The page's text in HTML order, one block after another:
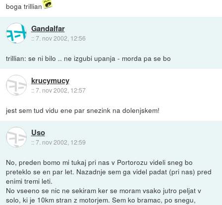
boga trillian
Gandalfar
::7. nov 2002, 12:56
trillian: se ni bilo .. ne izgubi upanja - morda pa se bo
krucymucy
::7. nov 2002, 12:57
jest sem tud vidu ene par snezink na dolenjskem!
Uso
::7. nov 2002, 12:59
No, preden bomo mi tukaj pri nas v Portorozu videli sneg bo
preteklo se en par let. Nazadnje sem ga videl padat (pri nas) pred
enimi tremi leti.
No vseeno se nic ne sekiram ker se moram vsako jutro peljat v
solo, ki je 10km stran z motorjem. Sem ko bramac, po snegu,